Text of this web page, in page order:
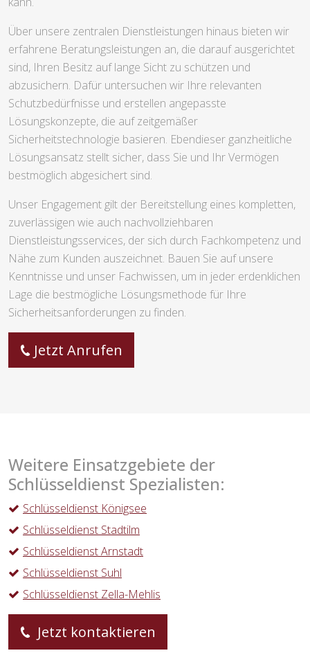
Über unsere zentralen Dienstleistungen hinaus bieten wir
erfahrene Beratungsleistungen an, die darauf ausgerichtet
sind, Ihren Besitz auf lange Sicht zu schützen und
abzusichern. Dafür untersuchen wir Ihre relevanten
Schutzbedürfnisse und erstellen angepasste
Lösungskonzepte, die auf zeitgemäßer
Sicherheitstechnologie basieren. Ebendieser ganzheitliche
Lösungsansatz stellt sicher, dass Sie und Ihr Vermögen
bestmöglich abgesichert sind.
Unser Engagement gilt der Bereitstellung eines kompletten,
zuverlässigen wie auch nachvollziehbaren
Dienstleistungsservices, der sich durch Fachkompetenz und
Nähe zum Kunden auszeichnet. Bauen Sie auf unsere
Kenntnisse und unser Fachwissen, um in jeder erdenklichen
Lage die bestmögliche Lösungsmethode für Ihre
Sicherheitsanforderungen zu finden.
Jetzt Anrufen
Weitere Einsatzgebiete der
Schlüsseldienst Spezialisten:
Schlüsseldienst Königsee
Schlüsseldienst Stadtilm
Schlüsseldienst Arnstadt
Schlüsseldienst Suhl
Schlüsseldienst Zella-Mehlis
Jetzt kontaktieren